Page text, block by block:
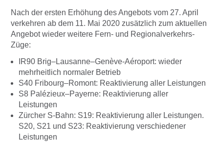
Nach der ersten Erhöhung des Angebots vom 27. April
verkehren ab dem 11. Mai 2020 zusätzlich zum aktuellen
Angebot wieder weitere Fern- und Regionalverkehrs-
Züge:
IR90 Brig–Lausanne–Genève-Aéroport: wieder
mehrheitlich normaler Betrieb
S40 Fribourg–Romont: Reaktivierung aller Leistungen
S8 Palézieux–Payerne: Reaktivierung aller
Leistungen
Zürcher S-Bahn: S19: Reaktivierung aller Leistungen.
S20, S21 und S23: Reaktivierung verschiedener
Leistungen